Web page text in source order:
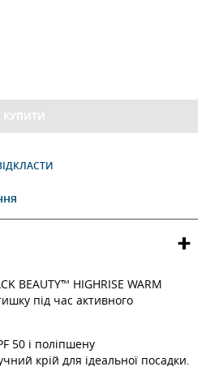
КУПИТИ
BEAUTY™ HIGHRISE WARM
під час активного
50 і поліпшену
крій для ідеальної посадки.